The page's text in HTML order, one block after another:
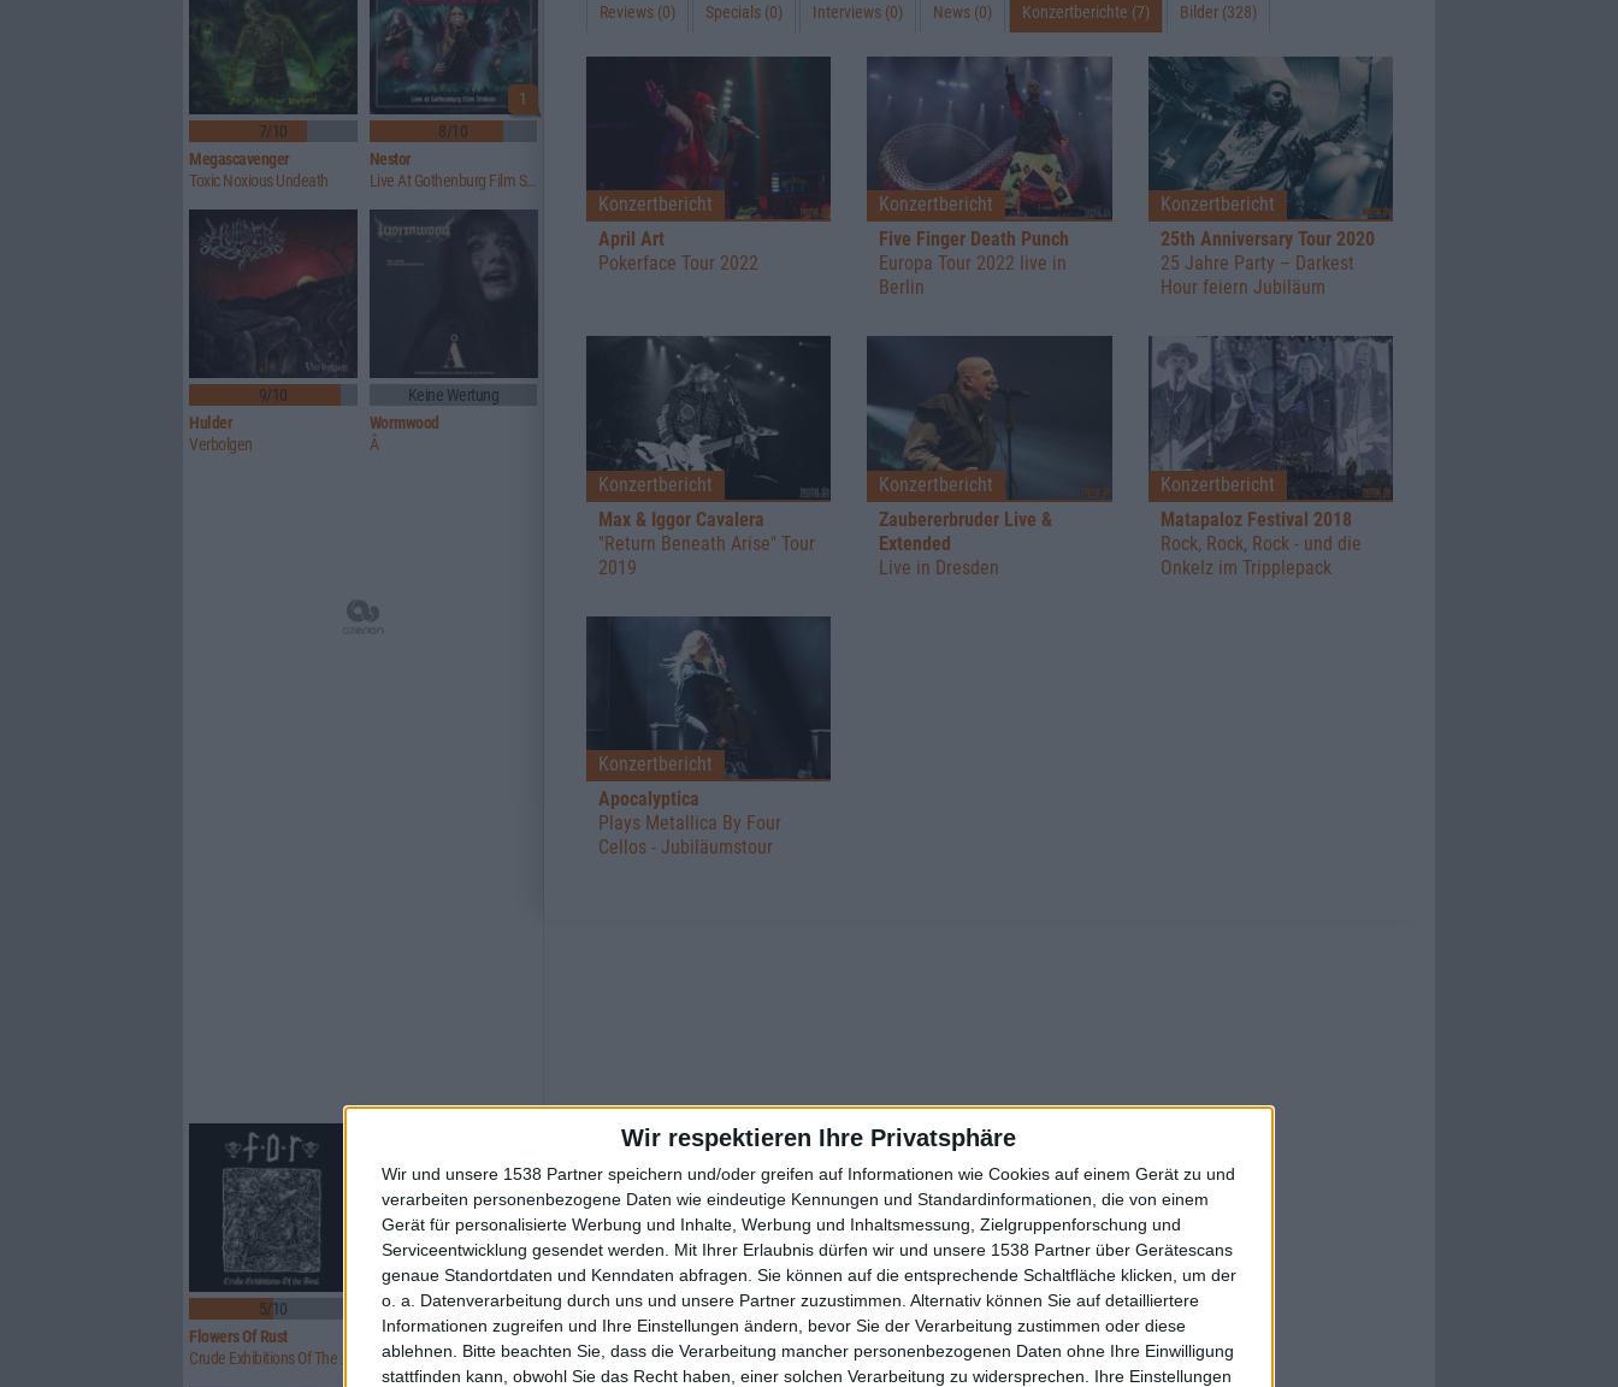
Wir respektieren Ihre Privatsphäre
Wir und unsere 1538 Partner speichern und/oder greifen auf Informationen wie Cookies auf einem Gerät zu und
verarbeiten personenbezogene Daten wie eindeutige Kennungen und Standardinformationen, die von einem
Gerät für personalisierte Werbung und Inhalte, Werbung und Inhaltsmessung, Zielgruppenforschung und
Serviceentwicklung gesendet werden.
Mit Ihrer Erlaubnis dürfen wir und unsere 1538 Partner über Gerätescans
genaue Standortdaten und Kenndaten abfragen. Sie können auf die entsprechende Schaltfläche klicken, um der
o. a. Datenverarbeitung durch uns und unsere Partner zuzustimmen. Alternativ können Sie auf detailliertere
Informationen zugreifen und Ihre Einstellungen ändern, bevor Sie der Verarbeitung zustimmen oder diese
ablehnen.
Bitte beachten Sie, dass die Verarbeitung mancher personenbezogenen Daten ohne Ihre Einwilligung
stattfinden kann, obwohl Sie das Recht haben, einer solchen Verarbeitung zu widersprechen. Ihre Einstellungen
Reviews (0) Specials (0) Interviews (0) News (0) Konzertberichte (7) Bilder (328)
Konzertbericht
April Art
Pokerface Tour 2022
Konzertbericht
Five Finger Death Punch
Europa Tour 2022 live in
Berlin
Konzertbericht
25th Anniversary Tour 2020
25 Jahre Party – Darkest
Hour feiern Jubiläum
Konzertbericht
Max & Iggor Cavalera
"Return Beneath Arise" Tour
2019
Konzertbericht
Zaubererbruder Live &
Extended
Live in Dresden
Konzertbericht
Matapaloz Festival 2018
Rock, Rock, Rock - und die
Onkelz im Tripplepack
Konzertbericht
Apocalyptica
Plays Metallica By Four
Cellos - Jubiläumstour
7/10
Megascavenger
Toxic Noxious Undeath
1
8/10
Nestor
Live At Gothenburg Film Studios
9/10
Hulder
Verbolgen
Keine Wertung
Wormwood
Å
5/10
Flowers Of Rust
8/10
Xandria
Eclipse